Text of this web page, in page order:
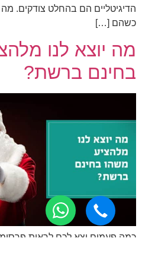
הדיגיטליים הם בהחלט צודקים.
כשהם […]
מה יוצא לנו
בחינם ברשת?
כמה פעמים יצא לכם לראות